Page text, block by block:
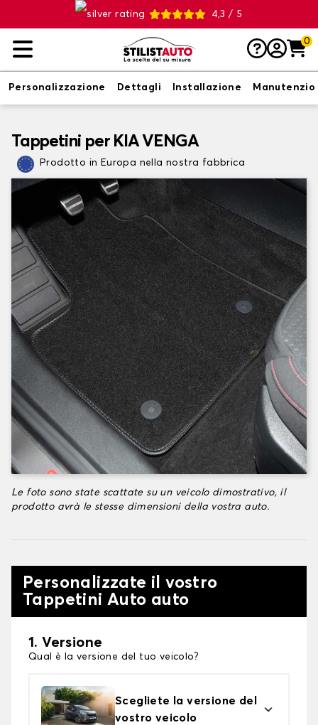
4,3 / 5
0
Personalizzazione Dettagli Installazione
Tappetini per KIA VENGA
Prodotto in Europa nella nostra fabbrica
Le foto sono state scattate su un veicolo dimostrativo, il
prodotto avrà le stesse dimensioni della vostra auto.
Personalizzate il vostro
Tappetini Auto auto
1. Versione
Qual è la versione del tuo veicolo?
Scegliete la versione del
vostro veicolo